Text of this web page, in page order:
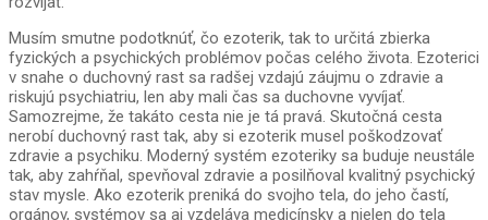
Musím smutne podotknúť, čo ezoterik, tak to určitá zbierka
fyzických a psychických problémov počas celého života. Ezoterici
v snahe o duchovný rast sa radšej vzdajú záujmu o zdravie a
riskujú psychiatriu, len aby mali čas sa duchovne vyvíjať.
Samozrejme, že takáto cesta nie je tá pravá. Skutočná cesta
nerobí duchovný rast tak, aby si ezoterik musel poškodzovať
zdravie a psychiku. Moderný systém ezoteriky sa buduje neustále
tak, aby zahŕňal, spevňoval zdravie a posilňoval kvalitný psychický
stav mysle. Ako ezoterik preniká do svojho tela, do jeho častí,
orgánov, systémov sa aj vzdeláva medicínsky a nielen do tela